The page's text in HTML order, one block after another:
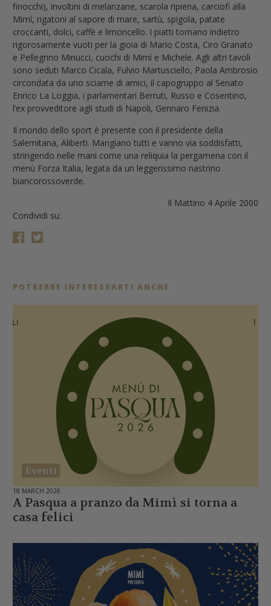
finocchi), involtini di melanzane, scarola ripiena, carciofi alla
Mimì, rigatoni al sapore di mare, sartù, spigola, patate
croccanti, dolci, caffè e limoncello. I piatti tornano indietro
rigorosamente vuoti per la gioia di Mario Costa, Ciro Granato
e Pellegrino Minucci, cuochi di Mimì e Michele. Agli altri tavoli
sono seduti Marco Cicala, Fulvio Martusciello, Paola Ambrosio
circondata da uno sciame di amici, il capogruppo al Senato
Enrico La Loggia, i parlamentari Berruti, Russo e Cosentino,
l’ex provveditore agli studi di Napoli, Gennaro Fenizia.
Il mondo dello sport è presente con il presidente della
Salernitana, Aliberti. Mangiano tutti e vanno via soddisfatti,
stringendo nelle mani come una reliquia la pergamena con il
menù Forza Italia, legata da un leggerissimo nastrino
biancorossoverde.
Il Mattino 4 Aprile 2000
Condividi su:
POTREBBE INTERESSARTI ANCHE
Eventi
18 MARCH 2026
A Pasqua a pranzo da Mimì si torna a
casa felici